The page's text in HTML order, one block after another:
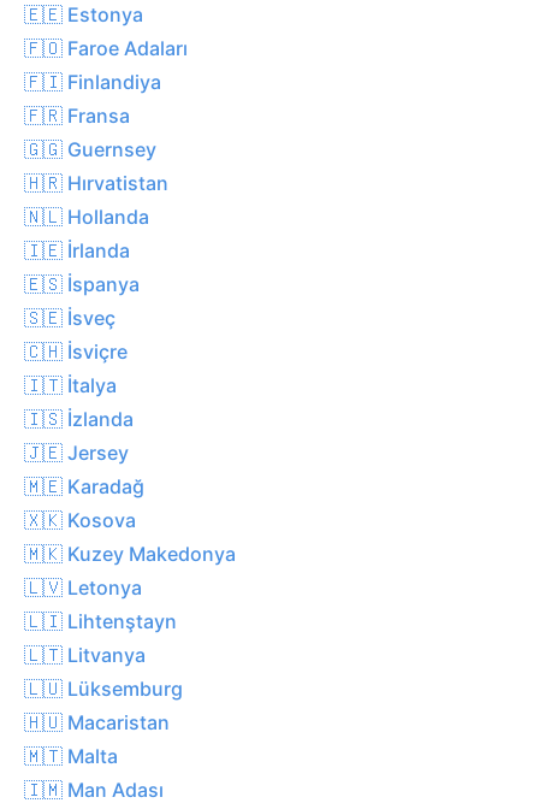
🇪🇪 Estonya
🇫🇴 Faroe Adaları
🇫🇮 Finlandiya
🇫🇷 Fransa
🇬🇬 Guernsey
🇭🇷 Hırvatistan
🇳🇱 Hollanda
🇮🇪 İrlanda
🇪🇸 İspanya
🇸🇪 İsveç
🇨🇭 İsviçre
🇮🇹 İtalya
🇮🇸 İzlanda
🇯🇪 Jersey
🇲🇪 Karadağ
🇽🇰 Kosova
🇲🇰 Kuzey Makedonya
🇱🇻 Letonya
🇱🇮 Lihtenştayn
🇱🇹 Litvanya
🇱🇺 Lüksemburg
🇭🇺 Macaristan
🇲🇹 Malta
🇮🇲 Man Adası